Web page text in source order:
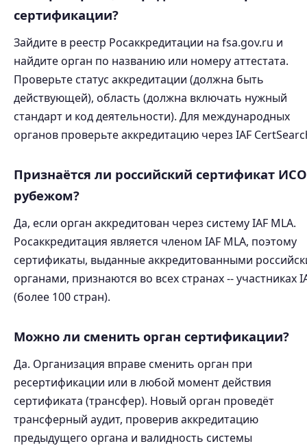
сертификации?
Зайдите в реестр Росаккредитации на fsa.gov.ru и
найдите орган по названию или номеру аттестата.
Проверьте статус аккредитации (должна быть
действующей), область (должна включать нужный
стандарт и код деятельности). Для международных
органов проверьте аккредитацию через IAF
Признаётся ли российский сертификат
рубежом?
Да, если орган аккредитован через систему IAF MLA.
Росаккредитация является членом IAF MLA, поэтому
сертификаты, выданные аккредитованными
органами, признаются во всех странах -- участниках
(более 100 стран).
Можно ли сменить орган сертификации?
Да. Организация вправе сменить орган при
ресертификации или в любой момент действия
сертификата (трансфер). Новый орган проведёт
трансферный аудит, проверив аккредитацию
предыдущего органа и валидность системы